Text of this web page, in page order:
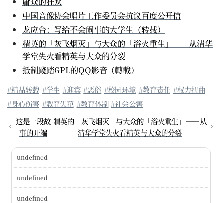
中国音像协会唱片工作委员会抗议百度公开信
龙应台：写给不会闹事的大学生（转载）
精英的「灰飞烟灭」与大众的「浴火重生」——从清华
学堂失火看精英与大众的分裂
抵制踐踏GPL的QQ影音（轉載）
#精品转载 #学生 #迎宾 #恶俗 #校园环境 #教育责任 #权力扭曲
#身心伤害 #教育失范 #教育体制 #社会公害
这是一段故
事的开端
精英的「灰飞烟灭」与大众的「浴火重生」——从
清华学堂失火看精英与大众的分裂
undefined
undefined
undefined